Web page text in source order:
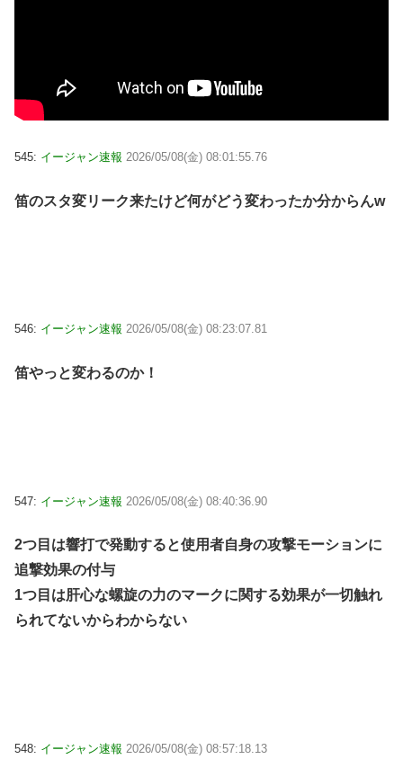
545: イージャン速報 2026/05/08(金) 08:01:55.76
笛のスタ変リーク来たけど何がどう変わったか分からんw
546: イージャン速報 2026/05/08(金) 08:23:07.81
笛やっと変わるのか！
547: イージャン速報 2026/05/08(金) 08:40:36.90
2つ目は響打で発動すると使用者自身の攻撃モーションに
追撃効果の付与
1つ目は肝心な螺旋の力のマークに関する効果が一切触れ
られてないからわからない
548: イージャン速報 2026/05/08(金) 08:57:18.13